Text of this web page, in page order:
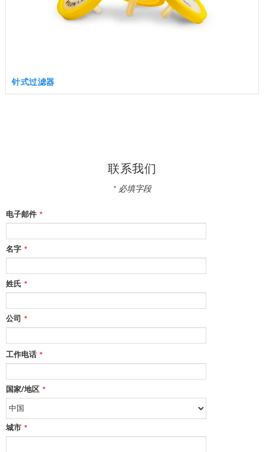
针式过滤器
联系我们
* 必填字段
电子邮件 *
名字 *
姓氏 *
公司 *
工作电话 *
国家/地区 *
城市 *